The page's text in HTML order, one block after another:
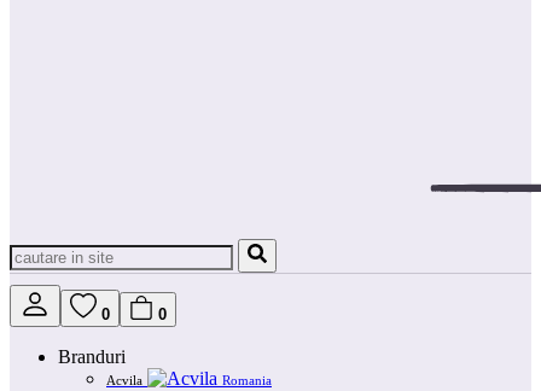
0 0
Branduri
Acvila Romania